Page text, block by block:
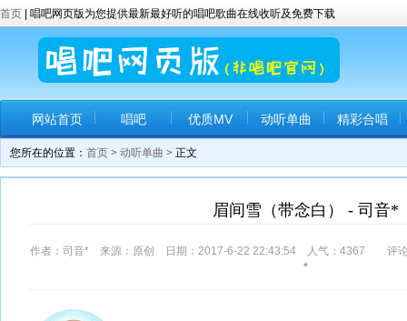
首页 | 唱吧网页版为您提供最新最好听的唱吧歌曲在线收听及免费下载
网站首页 唱吧 优质MV 动听单曲 精彩合唱
您所在的位置： 首页 > 动听单曲 > 正文
眉间雪（带念白） - 司音*
作者：司音* 来源：原创 日期：2017-6-22 22:43:54 人气： 4367 评论
*